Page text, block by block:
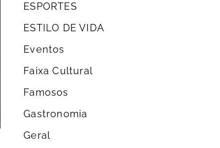
ESPORTES
ESTILO DE VIDA
Eventos
Faixa Cultural
Famosos
Gastronomia
Geral